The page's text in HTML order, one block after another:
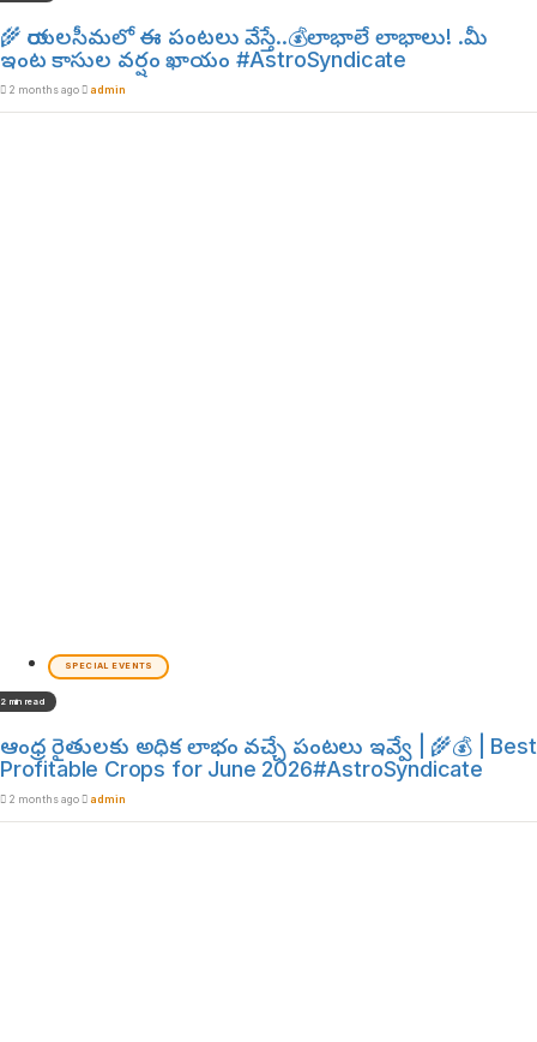
🌾 రాయలసీమలో ఈ పంటలు వేస్తే..💰లాభాలే లాభాలు! .మీ
ఇంట కాసుల వర్షం ఖాయం #AstroSyndicate
2 months ago admin
SPECIAL EVENTS
2 min read
ఆంధ్ర రైతులకు అధిక లాభం వచ్చే పంటలు ఇవ్వే | 🌾💰 | Best
Profitable Crops for June 2026#AstroSyndicate
2 months ago admin